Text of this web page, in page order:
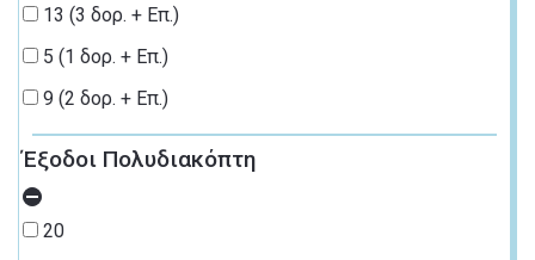
13 (3 δορ. + Επ.)
5 (1 δορ. + Επ.)
9 (2 δορ. + Επ.)
Έξοδοι Πολυδιακόπτη
20